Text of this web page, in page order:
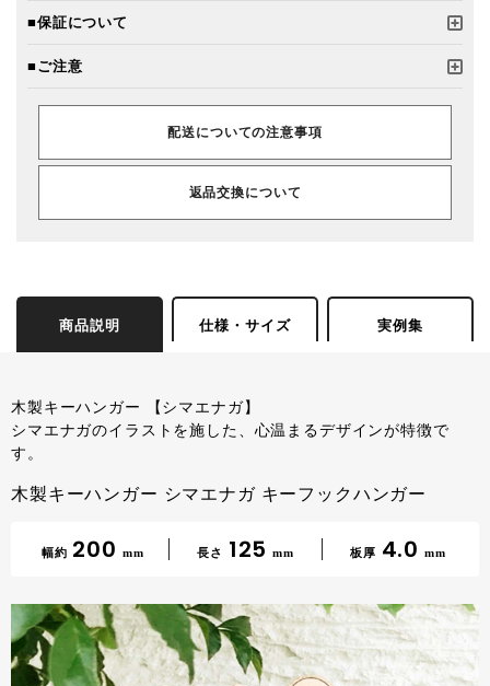
■保証について
■ご注意
配送についての注意事項
返品交換について
商品説明 仕様・サイズ 実例集
木製キーハンガー 【シマエナガ】
シマエナガのイラストを施した、心温まるデザインが特徴で
す。
木製キーハンガー シマエナガ キーフックハンガー
幅約 200 mm 長さ 125 mm 板厚 4.0 mm